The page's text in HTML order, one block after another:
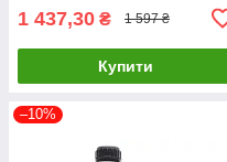
1 437,30 ₴ 1 597 ₴
Купити
–10%